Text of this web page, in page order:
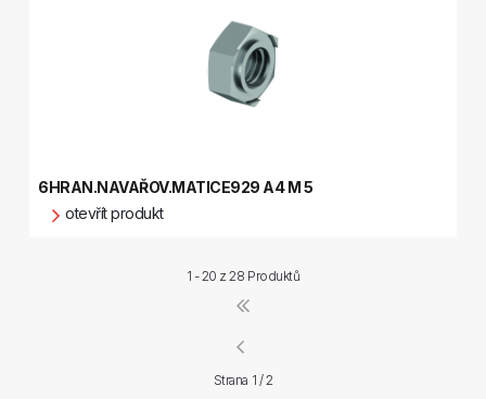
6HRAN.NAVAŘOV.MATICE929 A4 M 5
otevřít produkt
1 - 20 z28 Produktů
Strana 1 / 2